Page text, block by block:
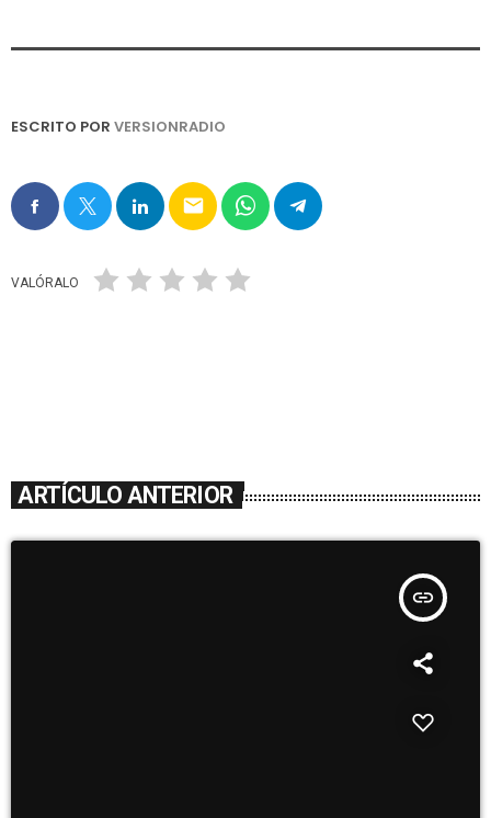
ESCRITO POR VERSIONRADIO
email
VALÓRALO
ARTÍCULO ANTERIOR
insert_link